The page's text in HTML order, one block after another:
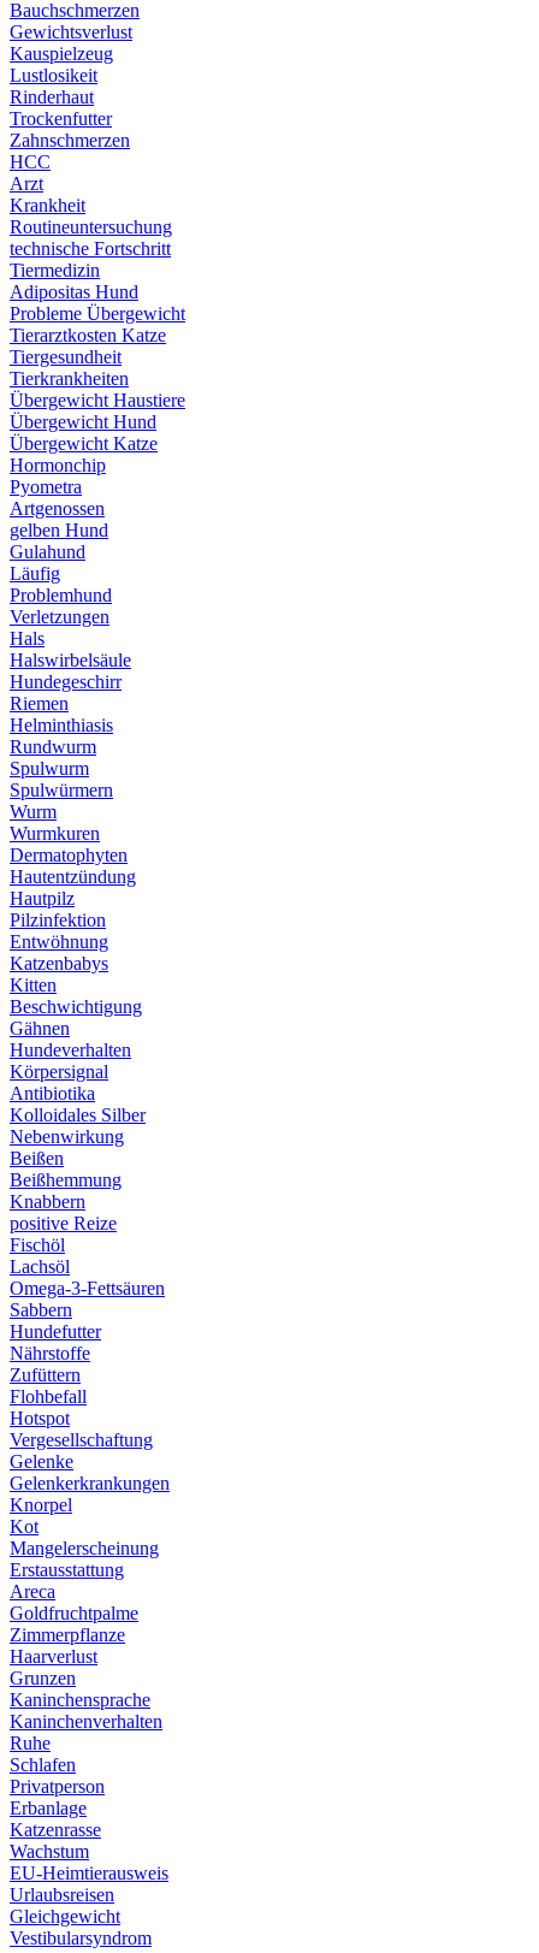
Bauchschmerzen
Gewichtsverlust
Kauspielzeug
Lustlosikeit
Rinderhaut
Trockenfutter
Zahnschmerzen
HCC
Arzt
Krankheit
Routineuntersuchung
technische Fortschritt
Tiermedizin
Adipositas Hund
Probleme Übergewicht
Tierarztkosten Katze
Tiergesundheit
Tierkrankheiten
Übergewicht Haustiere
Übergewicht Hund
Übergewicht Katze
Hormonchip
Pyometra
Artgenossen
gelben Hund
Gulahund
Läufig
Problemhund
Verletzungen
Hals
Halswirbelsäule
Hundegeschirr
Riemen
Helminthiasis
Rundwurm
Spulwurm
Spulwürmern
Wurm
Wurmkuren
Dermatophyten
Hautentzündung
Hautpilz
Pilzinfektion
Entwöhnung
Katzenbabys
Kitten
Beschwichtigung
Gähnen
Hundeverhalten
Körpersignal
Antibiotika
Kolloidales Silber
Nebenwirkung
Beißen
Beißhemmung
Knabbern
positive Reize
Fischöl
Lachsöl
Omega-3-Fettsäuren
Sabbern
Hundefutter
Nährstoffe
Zufüttern
Flohbefall
Hotspot
Vergesellschaftung
Gelenke
Gelenkerkrankungen
Knorpel
Kot
Mangelerscheinung
Erstausstattung
Areca
Goldfruchtpalme
Zimmerpflanze
Haarverlust
Grunzen
Kaninchensprache
Kaninchenverhalten
Ruhe
Schlafen
Privatperson
Erbanlage
Katzenrasse
Wachstum
EU-Heimtierausweis
Urlaubsreisen
Gleichgewicht
Vestibularsyndrom